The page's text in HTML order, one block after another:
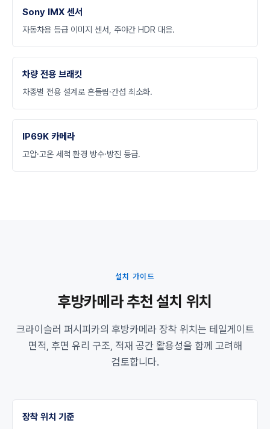
Sony IMX 센서
자동차용 등급 이미지 센서, 주야간 HDR 대응.
차량 전용 브래킷
차종별 전용 설계로 흔들림·간섭 최소화.
IP69K 카메라
고압·고온 세척 환경 방수·방진 등급.
설치 가이드
후방카메라 추천 설치 위치
크라이슬러 퍼시피카의 후방카메라 장착 위치는 테일게이트
면적, 후면 유리 구조, 적재 공간 활용성을 함께 고려해
검토합니다.
장착 위치 기준